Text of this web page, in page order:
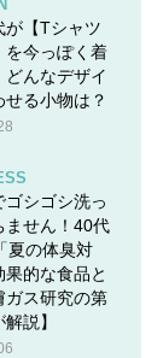
が【Tシャツ
を今っぽく着
どんなデザイ
せる小物は？
ゴシゴシ洗っ
ません！40代
夏の体臭対
果的な食品と
ガス研究の第
説】